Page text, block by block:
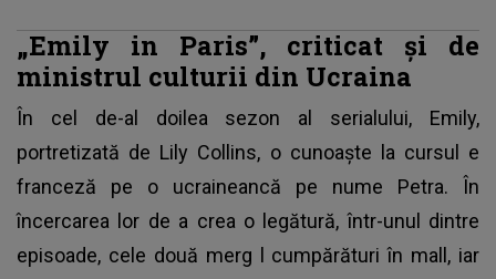
„Emily in Paris”, criticat și de
ministrul culturii din Ucraina
În cel de-al doilea sezon al serialului, Emily,
portretizată de Lily Collins, o cunoaște la cursul e
franceză pe o ucraineancă pe nume Petra. În
încercarea lor de a crea o legătură, într-unul dintre
episoade, cele două merg l cumpărături în mall, iar